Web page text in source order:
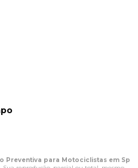
Preventiva para Motociclistas em Sp